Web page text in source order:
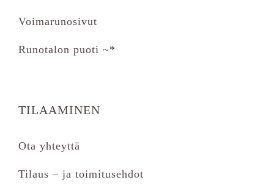
Voimarunosivut
Runotalon puoti ~*
TILAAMINEN
Ota yhteyttä
Tilaus – ja toimitusehdot